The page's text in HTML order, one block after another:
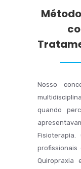
Nosso
quando
profissionais
Quiropraxia